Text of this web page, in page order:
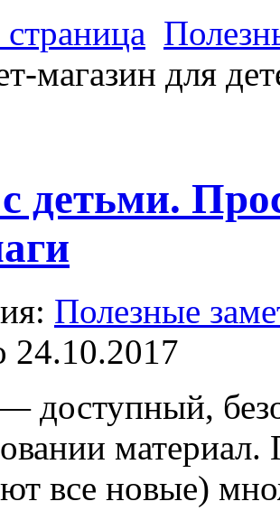
магазин для
детьми.
Полезные
24.10.2017
доступный,
все новые)